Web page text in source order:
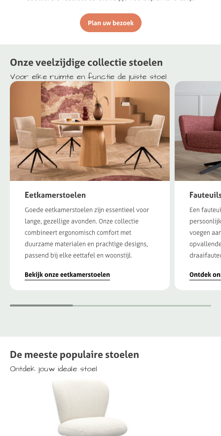
Plan uw bezoek
Onzeveelzijdige collectie stoelen
Voor elke ruimte en functie de juiste stoel
Eetkamerstoelen
Goede eetkamerstoelen zijn essentieel voor
lange, gezellige avonden. Onze collectie
combineert ergonomisch comfort met
duurzame materialen en prachtige designs,
passend bij elke eettafel en woonstijl.
Bekijk onze eetkamerstoelen
Een
voegen
Ontdek
De meeste populaire stoelen
Ontdek jouw ideale stoel